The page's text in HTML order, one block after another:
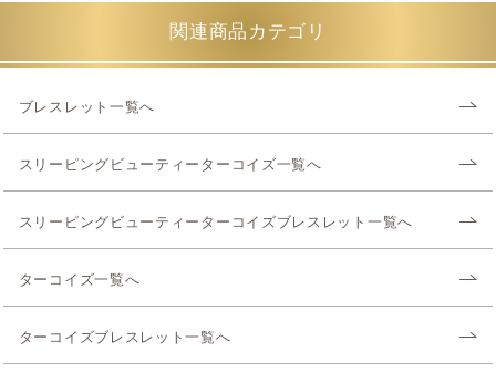
関連商品カテゴリ
ブレスレット一覧へ
スリーピングビューティーターコイズ一覧へ
スリーピングビューティーターコイズブレスレット一覧へ
ターコイズ一覧へ
ターコイズブレスレット一覧へ